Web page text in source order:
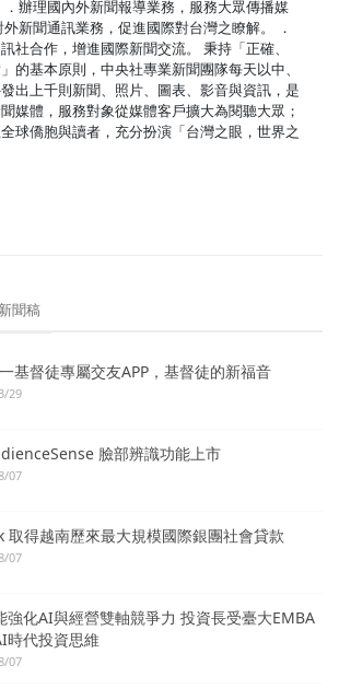
辦理國內外新聞報導業務，服務大眾傳播媒
新聞通訊業務，促進國際對台灣之瞭解。 ．
社合作，增進國際新聞交流。 秉持「正確、
的基本原則，中央社專業新聞團隊每天以中、
出上千則新聞、照片、圖表、影音與資訊，是
媒體，服務對象從媒體客戶擴大為閱聽大眾；
球僑胞與讀者，充分扮演「台灣之眼，世界之
聞稿
基督徒專屬交友APP，基督徒的新福音
29
臉部辨識功能上市
07
取得越南歷來最大規模國際銀團社會貸款
07
強化AI與經營雙軸競爭力 投資長受臺大EMBA
時代投資思維
07